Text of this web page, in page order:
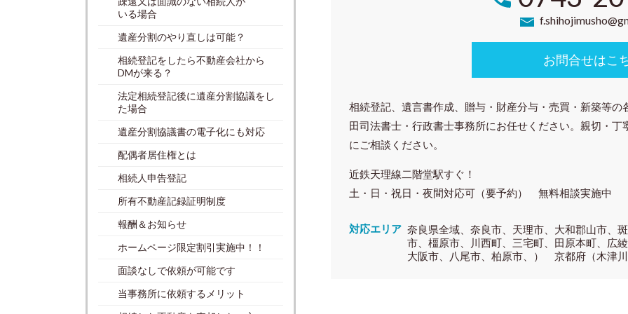
お問合せはこ
相続登記、遺言書作成、贈与・財産分与・売買・新築等の
田司法書士・行政書士事務所にお任せください。親切・
にご相談ください。
近鉄天理線二階堂駅すぐ！
土・日・祝日・夜間対応可（要予約） 無料相談実施中
対応エリア 奈良県全域、奈良市、天理市、大和郡山市、
市、橿原市、川西町、三宅町、田原本町、
大阪市、八尾市、柏原市、） 京都府（木津
いる場合
遺産分割のやり直しは可能？
相続登記をしたら不動産会社から
DMが来る？
法定相続登記後に遺産分割協議をし
た場合
遺産分割協議書の電子化にも対応
配偶者居住権とは
相続人申告登記
所有不動産記録証明制度
報酬＆お知らせ
ホームページ限定割引実施中！！
面談なしで依頼が可能です
当事務所に依頼するメリット